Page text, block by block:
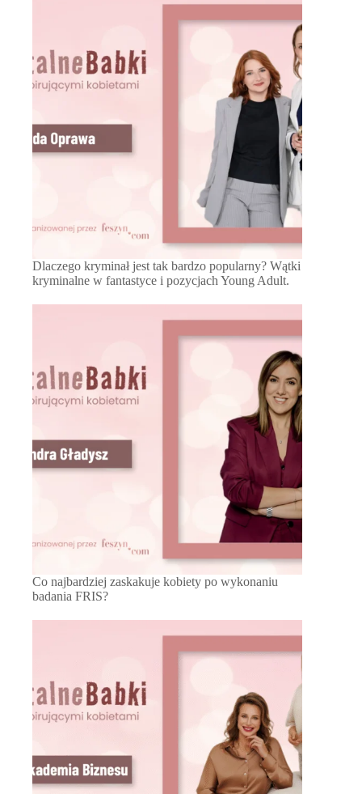
Dlaczego kryminał jest tak bardzo popularny? Wątki
kryminalne w fantastyce i pozycjach Young Adult.
Co najbardziej zaskakuje kobiety po wykonaniu
badania FRIS?